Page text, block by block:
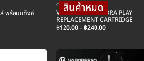
ล์ พร้อมแท็งค์
COIL คอยล์บุหรี่ไฟฟ้า
VAPORESSO AURORA PLAY
REPLACEMENT CARTRIDGE
฿120.00–฿240.00Price
฿240.00